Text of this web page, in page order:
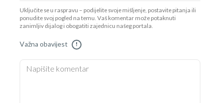
Uključite se u raspravu – podijelite svoje mišljenje, postavite pitanja ili
ponudite svoj pogled na temu. Vaš komentar može potaknuti
zanimljiv dijalog i obogatiti zajednicu našeg portala.
Važna obavijest !